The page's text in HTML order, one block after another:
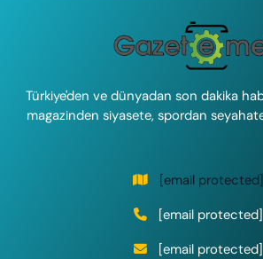
Türkiye'den ve dünyadan son dakika
magazinden siyasete, spordan
[email protected]
[email protected]
[email protected]